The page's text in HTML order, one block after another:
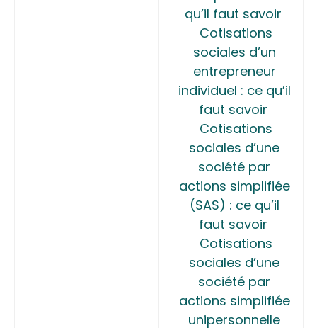
qu’il faut savoir
Cotisations
sociales d’un
entrepreneur
individuel : ce qu’il
faut savoir
Cotisations
sociales d’une
société par
actions simplifiée
(SAS) : ce qu’il
faut savoir
Cotisations
sociales d’une
société par
actions simplifiée
unipersonnelle